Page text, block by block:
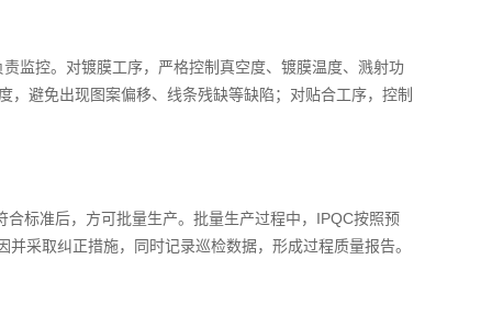
监控。对镀膜工序，严格控制真空度、镀膜温度、溅射功
避免出现图案偏移、线条残缺等缺陷；对贴合工序，控制
标准后，方可批量生产。批量生产过程中，IPQC按照预
采取纠正措施，同时记录巡检数据，形成过程质量报告。